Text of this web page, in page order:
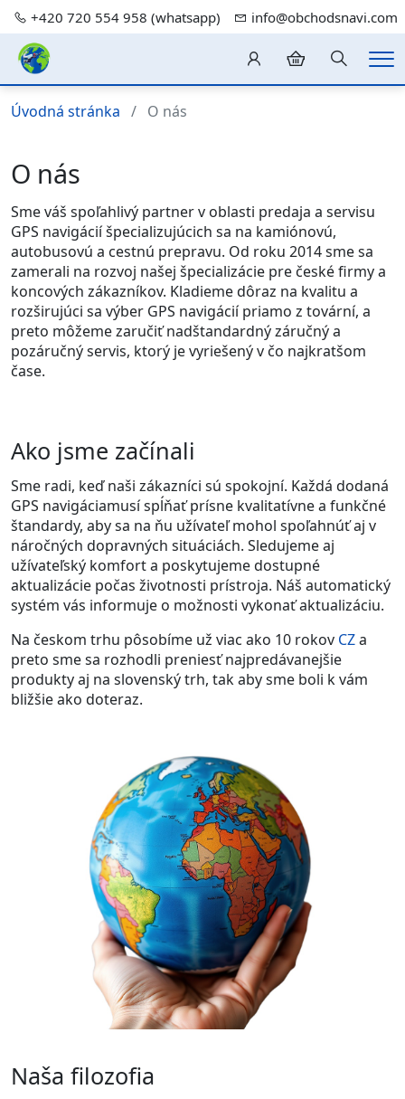
+420 720 554 958 (whatsapp) info@obchodsnavi.com
Hledání
Úvodná stránka O nás
O nás
Sme váš spoľahlivý partner v oblasti predaja a servisu
GPS navigácií špecializujúcich sa na kamiónovú,
autobusovú a cestnú prepravu. Od roku 2014 sme sa
zamerali na rozvoj našej špecializácie pre české firmy a
koncových zákazníkov. Kladieme dôraz na kvalitu a
rozširujúci sa výber GPS navigácií priamo z tovární, a
preto môžeme zaručiť nadštandardný záručný a
pozáručný servis, ktorý je vyriešený v čo najkratšom
čase.
Ako jsme začínali
Sme radi, keď naši zákazníci sú spokojní. Každá dodaná
GPS navigáciamusí spĺňať prísne kvalitatívne a funkčné
štandardy, aby sa na ňu užívateľ mohol spoľahnúť aj v
náročných dopravných situáciách. Sledujeme aj
užívateľský komfort a poskytujeme dostupné
aktualizácie počas životnosti prístroja. Náš automatický
systém vás informuje o možnosti vykonať aktualizáciu.
Na českom trhu pôsobíme už viac ako 10 rokov CZa
preto sme sa rozhodli preniesť najpredávanejšie
produkty aj na slovenský trh, tak aby sme boli k vám
bližšie ako doteraz.
Naša filozofia